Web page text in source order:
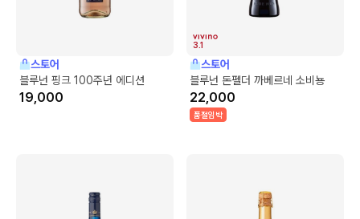
스토어
블루넌 핑크 100주년 에디션
19,000
3.1
스토어
블루넌 돈펠더 까베르네 소비뇽
22,000
품절임박